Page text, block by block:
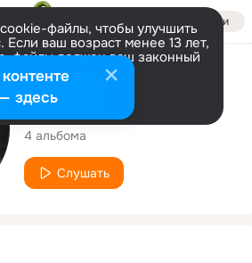
Войти
файлы, чтобы улучшить
Если ваш возраст менее 13 лет,
файлы должен ваш законный
Больше информации
Настроить
Исполнитель
FAZT LANE
4 альбома
Слушать
здесь